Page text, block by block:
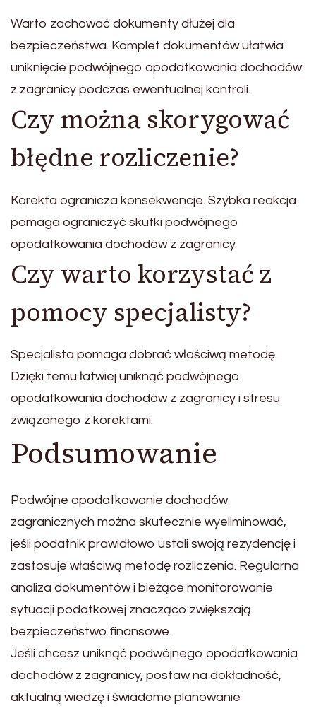
Warto zachować dokumenty dłużej dla
bezpieczeństwa. Komplet dokumentów ułatwia
uniknięcie podwójnego opodatkowania dochodów
z zagranicy podczas ewentualnej kontroli.
Czy można skorygować
błędne rozliczenie?
Korekta ogranicza konsekwencje. Szybka reakcja
pomaga ograniczyć skutki podwójnego
opodatkowania dochodów z zagranicy.
Czy warto korzystać z
pomocy specjalisty?
Specjalista pomaga dobrać właściwą metodę.
Dzięki temu łatwiej uniknąć podwójnego
opodatkowania dochodów z zagranicy i stresu
związanego z korektami.
Podsumowanie
Podwójne opodatkowanie dochodów
zagranicznych można skutecznie wyeliminować,
jeśli podatnik prawidłowo ustali swoją rezydencję i
zastosuje właściwą metodę rozliczenia. Regularna
analiza dokumentów i bieżące monitorowanie
sytuacji podatkowej znacząco zwiększają
bezpieczeństwo finansowe.
Jeśli chcesz uniknąć podwójnego opodatkowania
dochodów z zagranicy, postaw na dokładność,
aktualną wiedzę i świadome planowanie